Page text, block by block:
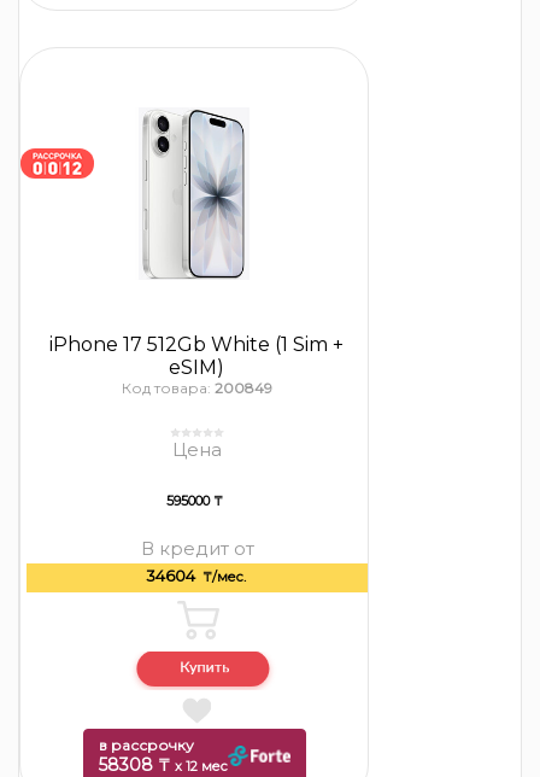
iPhone 17 512Gb White (1 Sim +
eSIM)
Код товара: 200849
Цена
595000 ₸
В кредит от
34604 ₸/мес.
в рассрочку
58308 ₸ x 12 мес